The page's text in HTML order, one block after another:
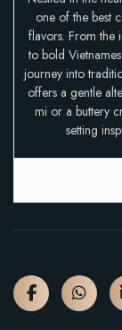
one of the best
flavors. From
to bold
journey into
offers a gentle
mi or a buttery
setting